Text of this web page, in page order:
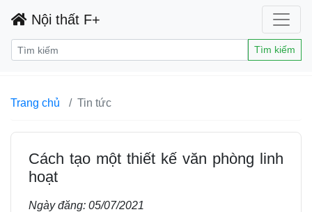
Nội thất F+
Tìm kiếm
Trang chủ Tin tức
Cách tạo một thiết kế văn phòng linh
hoạt
Ngày đăng: 05/07/2021